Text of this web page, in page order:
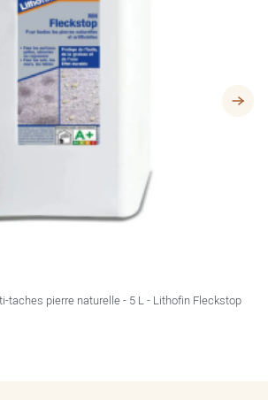
taches pierre naturelle - 5 L - Lithofin Fleckstop